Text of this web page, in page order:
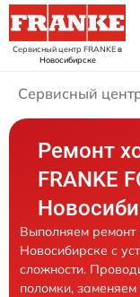
Сервисный центр FRANKEв
Новосибирске
Сервисный
Ремонт
FRANKE
Выполняем ремонт
Новосибирске с
сложности.
поломки,